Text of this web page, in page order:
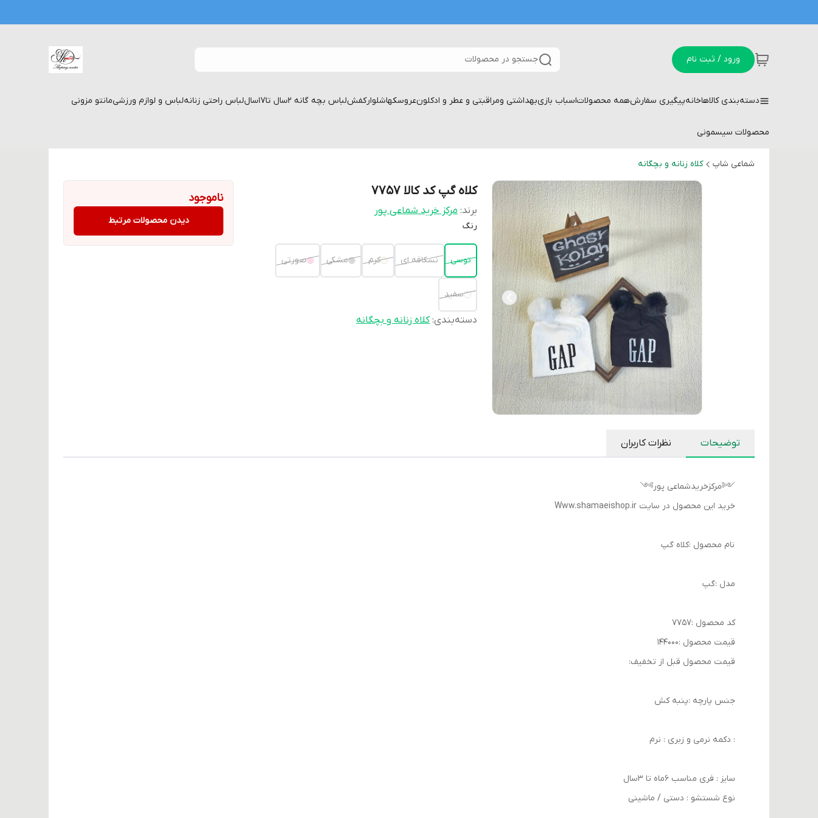
ورود / ثبت نام جستجو در محصولات
دسته‌بندی کالاهاخانهپیگیری سفارشهمه محصولاتاسباب بازیبهداشتی ومراقبتی و عطر و ادکلونعروسکهاشلوارکفشلباس بچه گانه 2سال تا۱۷سال لباس راحتی زنانهلباس و لوازم ورزشیمانتو مزونی
محصولات سیسمونی
شماعی شاپ کلاه زنانه و بچگانه
کلاه گپ کد کالا ۷۷۵۷
برند: مرکز خرید شماعی پور
رنگ
توسی نسکافه ای کرم مشکی صورتی
سفید
دسته‌بندی:کلاه زنانه و بچگانه
ناموجود
دیدن محصولات مرتبط
توضیحات نظرات کاربران
༺مرکزخریدشماعی پور༻
خرید این محصول در سایت Www.shamaeishop.ir
نام محصول :کلاه گپ
مدل :گپ
کد محصول :۷۷۵۷
قیمت محصول :۱۴۴۰۰۰
قیمت محصول قبل از تخفیف:
جنس پارچه :پنبه کش
: دکمه نرمی و زبری : نرم
سایز : فری مناسب ۶ماه تا ۳سال
نوع شستشو : دستی / ماشینی